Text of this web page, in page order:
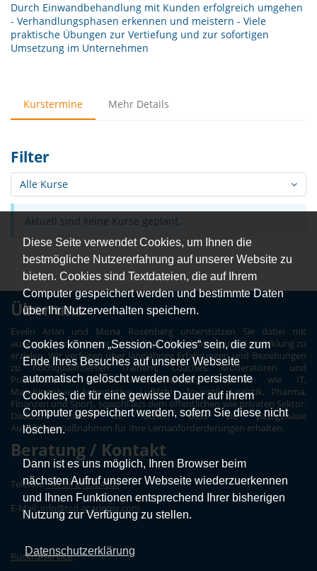
Diese Seite verwendet Cookies, um Ihnen die
bestmögliche Nutzererfahrung auf unserer Website zu
bieten. Cookies sind Textdateien, die auf Ihrem
Computer gespeichert werden und bestimmte Daten
über Ihr Nutzerverhalten speichern.
Cookies können „Session-Cookies“ sein, die zum
Ende Ihres Besuches auf unserer Webseite
automatisch gelöscht werden oder persistente
Cookies, die für eine gewisse Dauer auf ihrem
Computer gespeichert werden, sofern Sie diese nicht
löschen.
Dann ist es uns möglich, Ihren Browser beim
nächsten Aufruf unserer Webseite wiederzuerkennen
und Ihnen Funktionen entsprechend Ihrer bisherigen
Nutzung zur Verfügung zu stellen.
Datenschutzerklärung
Durch Einwandbehandlung mit Kunden erfolgreich umgehen
- Verhandlungsphasen erkennen und meistern - Viele
praktische Übungen zur Vertiefung und zur sofortigen
Umsetzung im Unternehmen
Kurstermine Mehr Details
Filter
Alle Kurse
Aktuell sind keine Kurse geplant.
Über uns
Evelin Arian und Mona Rosenberg unterstützen Sie dabei mit
ausgesuchten Partnern nachhaltige Weiterbildung und Entwicklung zu
erzielen. Wir verfügen über langjährige Erfahrungen und Beziehungen
zu hochqualifizierten Trainern, Coaches, Moderatoren und
Präsentatoren aus unterschiedlichsten Branchen wie IT,
Maschinenbau, Automotive, Luftfahrt, Touristik, Logistik, Pharma,
Finanzen und Sport, sowohl aus dem öffentlichen wie privaten Sektor.
Dadurch stellen wir sicher, dass Sie passgenaue
Ausbildungmaßnahmen für Ihre Lernanforderderungen erhalten.
Beratung / Kontakt
Telefon:+49 89 215524500
E-Mail:info@tcd-academy.com
Rückrufservice